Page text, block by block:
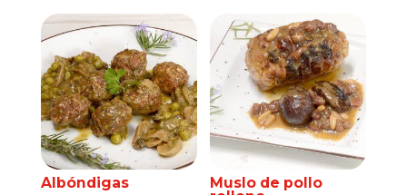
Albóndigas Muslo de pollo